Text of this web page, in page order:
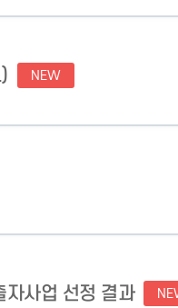
NEW
사업 선정 결과